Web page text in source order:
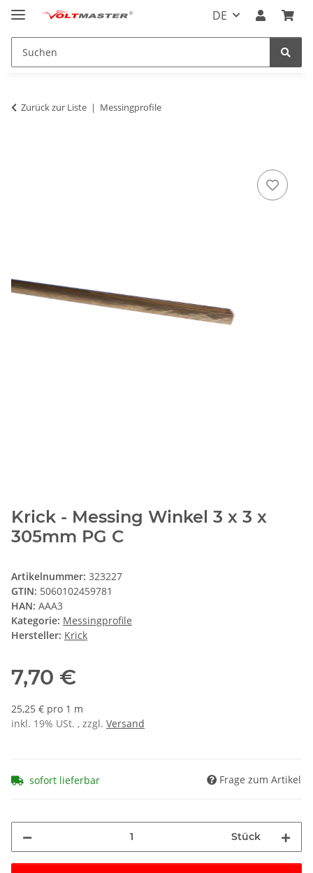
DE
Zurück zur Liste Messingprofile
Krick - Messing Winkel 3 x 3 x
305mm PG C
Artikelnummer: 323227
GTIN: 5060102459781
HAN: AAA3
Kategorie: Messingprofile
Hersteller: Krick
7,70 €
25,25 € pro 1 m
inkl. 19% USt. , zzgl. Versand
sofort lieferbar Frage zum Artikel
Stück